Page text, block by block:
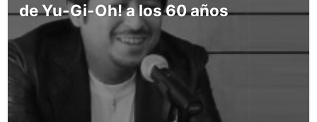
de Yu-Gi-Oh! a los 60 años